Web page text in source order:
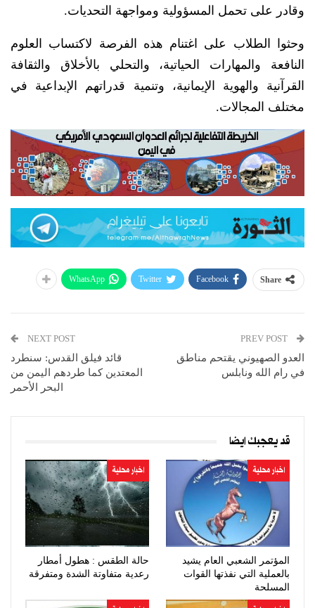
وقادر على تحمل المسؤولية ومواجهة التحديات.
وحثوا الطلاب على اغتنام هذه الفرصة لاكتساب العلوم
النافعة والمهارات الحياتية، والتحلي بالأخلاق والثقافة
القرآنية والهوية الإيمانية، وتنمية قدراتهم الإبداعية في
مختلف المجالات.
Share
Facebook
Twitter
WhatsApp
العدو الصهيوني يقتحم مناطق
في رام الله ونابلس
NEXT POST
قائد فيلق القدس: سنطرد
المعتدين كما طردهم اليمن من
البحر الأحمر
قد يعجبك ايضا
اخبار محلية
المؤتمر الشعبي العام يشيد
بالعملية التي نفذتها القوات
المسلحة
اخبار محلية
حالة الطقس : هطول أمطار
رعدية متفاوتة الشدة ومتفرقة